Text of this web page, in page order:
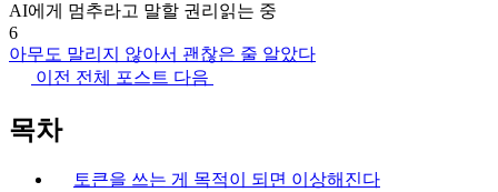
AI에게 멈추라고 말할 권리 읽는 중
6
아무도 말리지 않아서 괜찮은 줄 알았다
이전 전체 포스트 다음
목차
토큰을 쓰는 게 목적이 되면 이상해진다